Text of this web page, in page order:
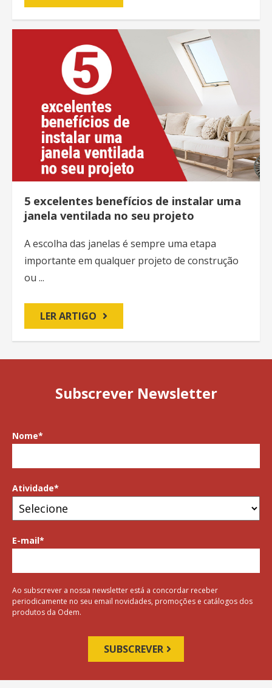
5 excelentes benefícios de instalar uma
janela ventilada no seu projeto
A escolha das janelas é sempre uma etapa
importante em qualquer projeto de construção
ou ...
LER ARTIGO
Subscrever Newsletter
Nome*
Atividade*
E-mail*
Ao subscrever a nossa newsletter está a concordar receber
periodicamente no seu email novidades, promoções e catálogos dos
produtos da Odem.